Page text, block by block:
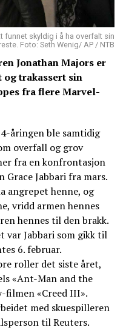
funnet skyldig i å ha overfalt sin
Foto: Seth Wenig/ AP / NTB
Jonathan Majors er
trakassert sin
fra flere Marvel-
åringen ble samtidig
overfall og grov
fra en konfrontasjon
Jabbari fra mars.
angrepet henne, og
vridd armen hennes
hennes til den brakk.
var Jabbari som gikk til
6. februar.
roller det siste året,
«Ant-Man and the
filmen «Creed III».
med skuespilleren
til Reuters.